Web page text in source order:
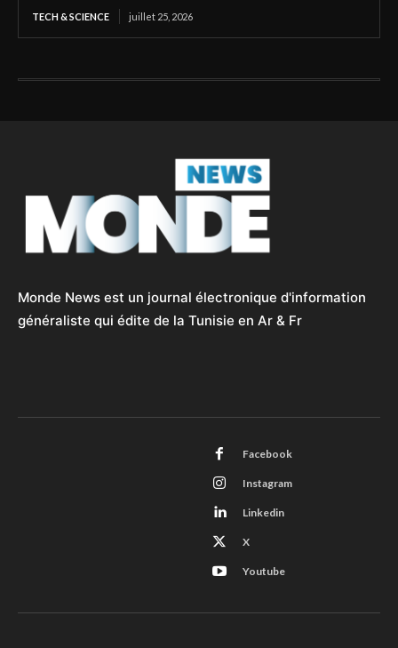
TECH & SCIENCE juillet 25, 2026
Monde News est un journal électronique d'information
généraliste qui édite de la Tunisie en Ar & Fr
Facebook
Instagram
Linkedin
X
Youtube